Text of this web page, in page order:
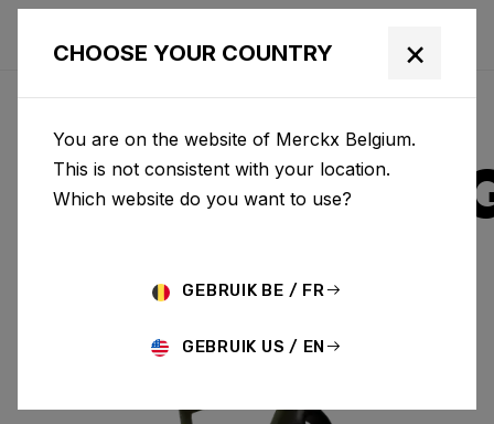
ALUMINIUM
CHOOSE YOUR COUNTRY ×
You are on the website of Merckx Belgium.
This is not consistent with your location.
Which website do you want to use?
GEBRUIK BE / FR
GEBRUIK US / EN